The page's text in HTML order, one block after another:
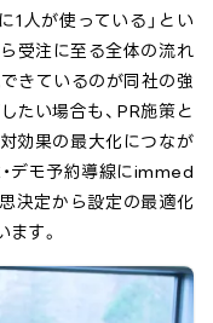
1人が使っている」とい
受注に至る全体の流れ
きているのが同社の強
たい場合も、PR施策と
効果の最大化につなが
デモ予約導線にimmed
決定から設定の最適化
す。